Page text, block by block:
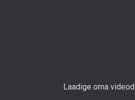
Laadige oma